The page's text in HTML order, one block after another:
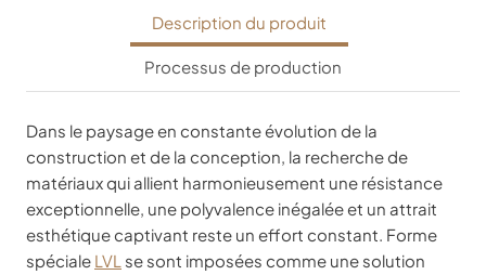
Description du produit
Processus de production
Dans le paysage en constante évolution de la
construction et de la conception, la recherche de
matériaux qui allient harmonieusement une résistance
exceptionnelle, une polyvalence inégalée et un attrait
esthétique captivant reste un effort constant. Forme
spéciale LVL se sont imposées comme une solution